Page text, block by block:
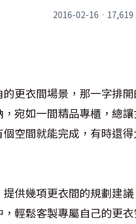
2016-02-16 · 17,619
更衣間場景，那一字排
宛如一間精品專櫃，總
空間就能完成，有時還
供幾項更衣間的規劃建
輕鬆客製專屬自己的更